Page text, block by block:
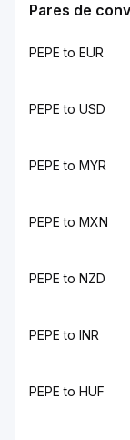
Pares de
PEPE to EUR
PEPE to USD
PEPE to MYR
PEPE to MXN
PEPE to NZD
PEPE to INR
PEPE to HUF